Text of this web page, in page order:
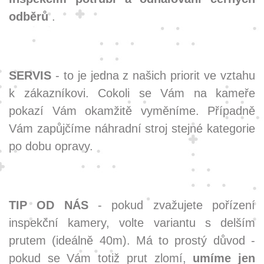
odběrů.
SERVIS - to je jedna z našich priorit ve vztahu
k zákazníkovi. Cokoli se Vám na kameře
pokazí Vám okamžitě vyměníme. Případně
Vám zapůjčíme náhradní stroj stejné kategorie
po dobu opravy.
TIP OD NÁS- pokud zvažujete pořízení
inspekční kamery, volte variantu s delším
prutem (ideálně 40m). Má to prostý důvod -
pokud se Vám totiž prut zlomí, umíme jen